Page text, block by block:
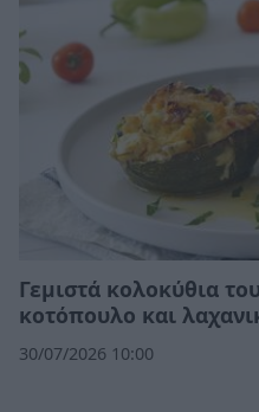
Γεμιστά κολοκύθια
κοτόπουλο και
30/07/2026 10:00